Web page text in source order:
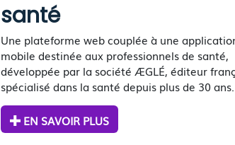
santé
Une plateforme web couplée à une
mobile destinée aux professionnels de santé,
développée par la société ÆGLÉ, éditeur
spécialisé dans la santé depuis plus de 30 ans.
EN SAVOIR PLUS